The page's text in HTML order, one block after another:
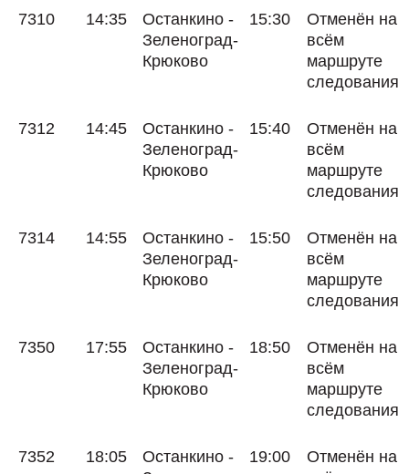
7310 14:35
Останкино -
Зеленоград-
Крюково
15:30
Отменён на
всём
маршруте
следования
7312 14:45
Останкино -
Зеленоград-
Крюково
15:40
Отменён на
всём
маршруте
следования
7314 14:55
Останкино -
Зеленоград-
Крюково
15:50
Отменён на
всём
маршруте
следования
7350 17:55
Останкино -
Зеленоград-
Крюково
18:50
Отменён на
всём
маршруте
следования
7352 18:05
Останкино -
19:00
Отменён на